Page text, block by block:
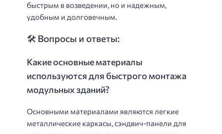
быстрым в возведении, но и надежным,
удобным и долговечным.
🛠️ Вопросы и ответы:
Какие основные материалы
используются для быстрого монтажа
модульных зданий?
Основными материалами являются легкие
металлические каркасы, сэндвич-панели для